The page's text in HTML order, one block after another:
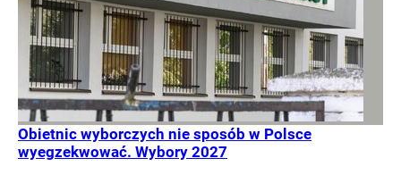
Obietnic wyborczych nie sposób w Polsce
wyegzekwować. Wybory 2027